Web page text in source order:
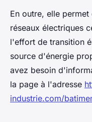
En outre, elle
réseaux électriques
l'effort de transition
source d'énergie
avez besoin
la page à l'adresse
industrie.com/